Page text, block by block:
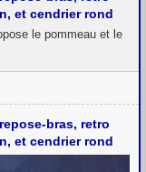
et cendrier rond
le pommeau et le
bras, retro
et cendrier rond